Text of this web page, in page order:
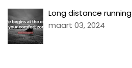
Long distance running
maart 03, 2024